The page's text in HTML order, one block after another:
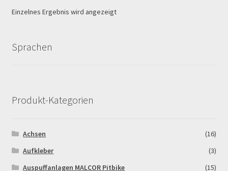
MALCOR MTR PITBIKES
Mein Konto
Member Directory
MERCHANDISE
Einzelnes Ergebnis wird angezeigt
Sprachen
Produkt-Kategorien
Achsen
(16)
Aufkleber
(3)
Auspuffanlagen MALCOR Pitbike
(15)